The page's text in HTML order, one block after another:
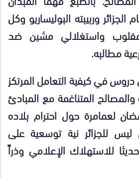
وربيبته البوليساريو وكل
واستغلالي مشين ضد
مطالبه.
دروس في كيفية التعامل المرتكز
المتناغمة مع المبادئ
لعمامرة حول احترام بلاده
للجزائر نية توسعية على
للاستهلاك الإعلامي وذراً